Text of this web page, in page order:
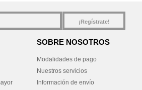
¡Regístrate!
SOBRE NOSOTROS
Modalidades de pago
Nuestros servicios
Información de envío